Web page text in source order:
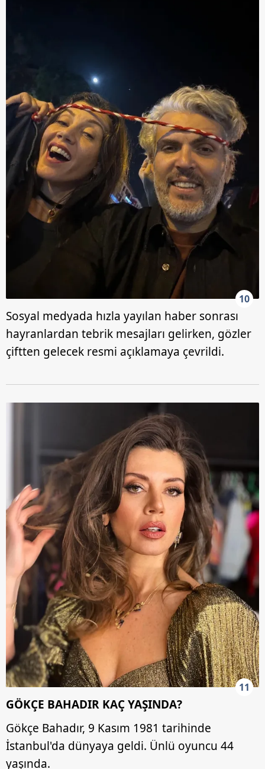
10
Sosyal medyada hızla yayılan haber sonrası
hayranlardan tebrik mesajları gelirken, gözler
çiftten gelecek resmi açıklamaya çevrildi.
11
GÖKÇE BAHADIR KAÇ YAŞINDA?
Gökçe Bahadır, 9 Kasım 1981 tarihinde
İstanbul'da dünyaya geldi. Ünlü oyuncu 44
yaşında.